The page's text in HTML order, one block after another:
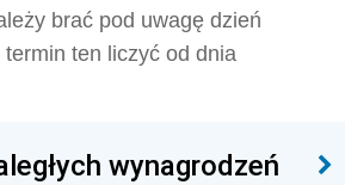
brać pod uwagę dzień
ten liczyć od dnia
wynagrodzeń